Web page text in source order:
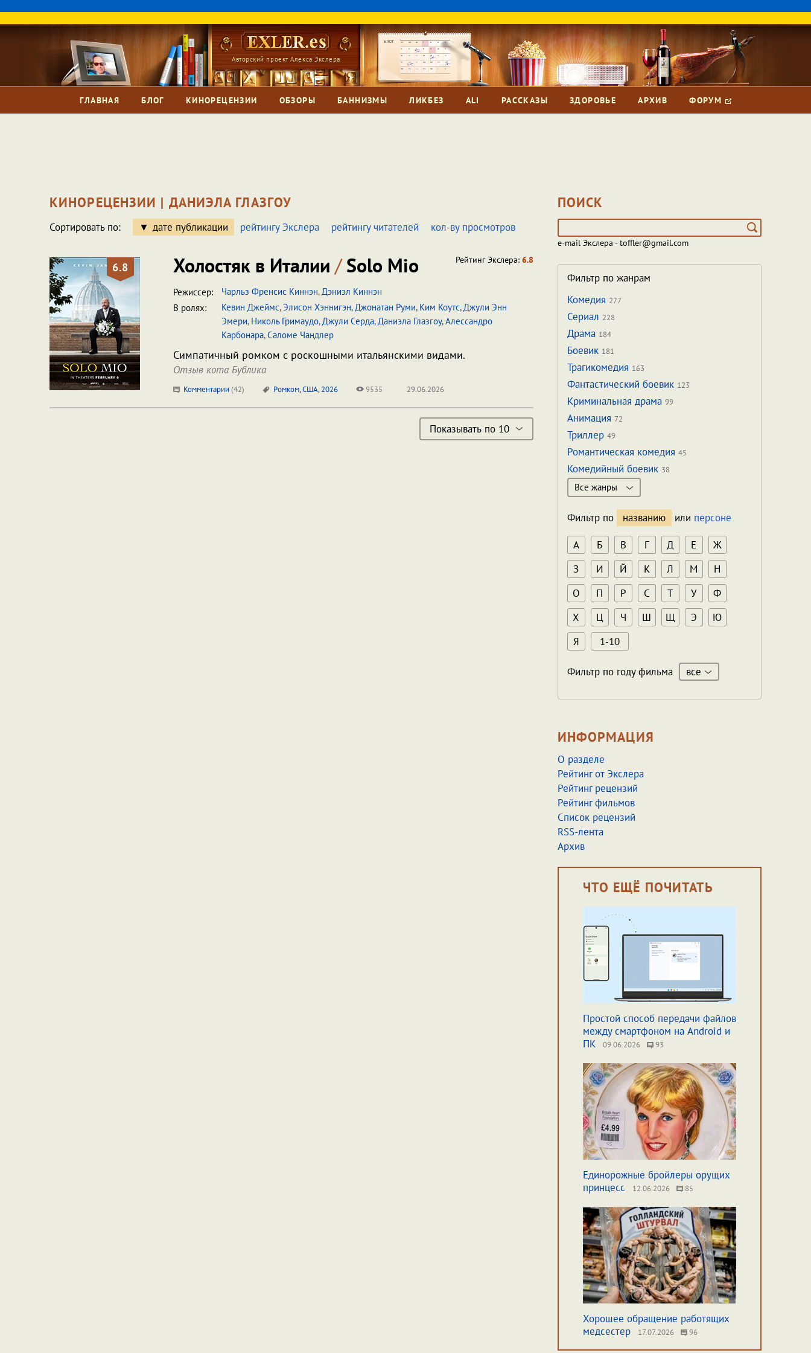
Авторский проект Алекса Экслера
ГЛАВНАЯ БЛОГ КИНОРЕЦЕНЗИИ ОБЗОРЫ БАННИЗМЫ ЛИКБЕЗ ALI РАССКАЗЫ ЗДОРОВЬЕ АРХИВ ФОРУМ
КИНОРЕЦЕНЗИИ | ДАНИЭЛА ГЛАЗГОУ
Сортировать по: дате публикации рейтингу Экслера рейтингу читателей кол-ву просмотров
6.8 Холостяк в Италии /Solo Mio Рейтинг Экслера: 6.8
Режиссер: Чарльз Френсис Киннэн,Дэниэл Киннэн
В ролях:
Кевин Джеймс,Элисон Хэннигэн,Джонатан Руми, Ким Коутс,Джули Энн
Эмери, Николь Гримаудо,Джули Серда,Даниэла Глазгоу,Алессандро
Карбонара,Саломе Чандлер
Симпатичный ромком с роскошными итальянскими видами.
Отзыв кота Бублика
Комментарии (42) Ромком,США,2026 9535 29.06.2026
Показывать по 10
ПОИСК
e-mail Экслера - toffler@gmail.com
Фильтр по жанрам
Комедия 277
Сериал 228
Драма 184
Боевик 181
Трагикомедия 163
Фантастический боевик 123
Криминальная драма 99
Анимация 72
Триллер 49
Романтическая комедия 45
Комедийный боевик 38
Все жанры
Фильтр по названию или персоне
А Б В Г Д Е
Ж
З
И Й К Л М
Н
О
П Р С Т У
Ф
Х
Ц Ч Ш Щ Э
Ю
Я
1-10
Фильтр по году фильма все
ИНФОРМАЦИЯ
О разделе
Рейтинг от Экслера
Рейтинг рецензий
Рейтинг фильмов
Список рецензий
RSS-лента
Архив
ЧТО ЕЩЁ ПОЧИТАТЬ
Простой способ передачи файлов
между смартфоном на Android и
ПК
09.06.2026 93
Единорожные бройлеры орущих
принцесс
12.06.2026 85
Хорошее обращение работящих
медсестер
17.07.2026 96